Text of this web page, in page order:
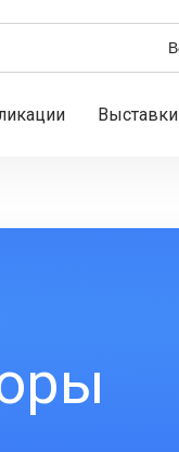
Выставки